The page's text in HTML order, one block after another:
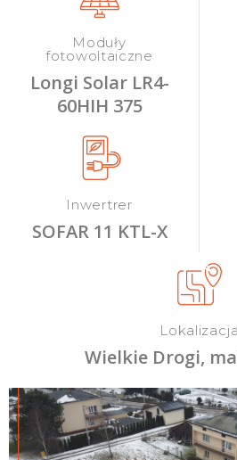
Moduły
fotowoltaiczne
Longi Solar LR4-
60HIH 375
Inwertrer
SOFAR 11 KTL-X
Lokalizacja
Wielkie Drogi,